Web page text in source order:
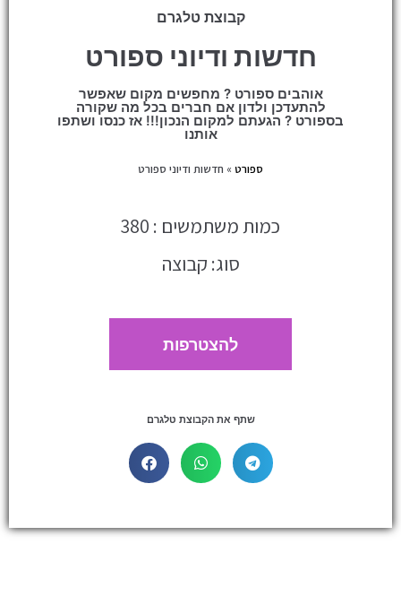
קבוצת טלגרם
חדשות ודיוני ספורט
אוהבים ספורט ? מחפשים מקום שאפשר
להתעדכן ולדון אם חברים בכל מה שקורה
בספורט ? הגעתם למקום הנכון!!! אז כנסו ושתפו
אותנו
ספורט » חדשות ודיוני ספורט
כמות משתמשים : 380
סוג: קבוצה
להצטרפות
שתף את הקבוצת טלגרם